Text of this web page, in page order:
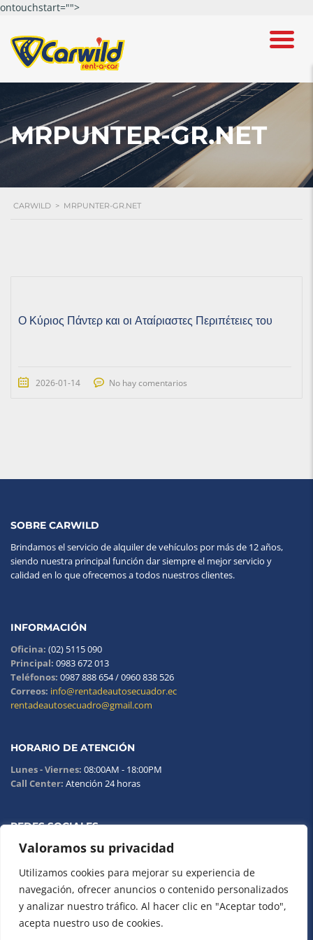
Valoramos su privacidad
Utilizamos cookies para mejorar su experiencia de
navegación, ofrecer anuncios o contenido personalizados
y analizar nuestro tráfico. Al hacer clic en "Aceptar todo",
acepta nuestro uso de cookies.
ontouchstart="">
MRPUNTER-GR.NET
CARWILD > MRPUNTER-GR.NET
Ο Κύριος Πάντερ και οι Αταίριαστες Περιπέτειες του
2026-01-14 No hay comentarios
SOBRE CARWILD
Brindamos el servicio de alquiler de vehículos por más de 12 años,
siendo nuestra principal función dar siempre el mejor servicio y
calidad en lo que ofrecemos a todos nuestros clientes.
INFORMACIÓN
Oficina: (02) 5115 090
Principal: 0983 672 013
Teléfonos: 0987 888 654 / 0960 838 526
Correos: info@rentadeautosecuador.ec
rentadeautosecuadro@gmail.com
HORARIO DE ATENCIÓN
Lunes - Viernes: 08:00AM - 18:00PM
Call Center: Atención 24 horas
REDES SOCIALES